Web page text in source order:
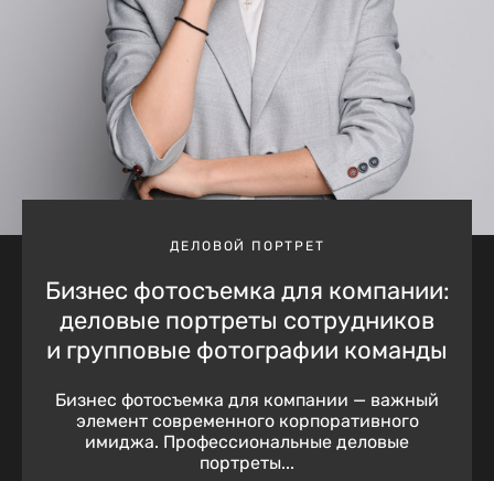
ДЕЛОВОЙ ПОРТРЕТ
Бизнес фотосъемка для компании:
деловые портреты сотрудников
и групповые фотографии команды
Бизнес фотосъемка для компании — важный
элемент современного корпоративного
имиджа. Профессиональные деловые
портреты...